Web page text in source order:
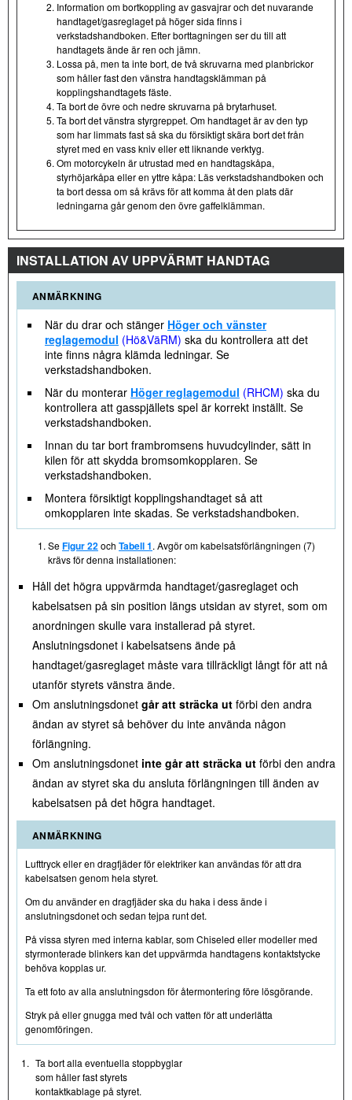
Information om bortkoppling av gasvajrar och det nuvarande
handtaget/gasreglaget på höger sida finns i
verkstadshandboken. Efter borttagningen ser du till att
handtagets ände är ren och jämn.
Lossa på, men ta inte bort, de två skruvarna med planbrickor
som håller fast den vänstra handtagsklämman på
kopplingshandtagets fäste.
Ta bort de övre och nedre skruvarna på brytarhuset.
Ta bort det vänstra styrgreppet. Om handtaget är av den typ
som har limmats fast så ska du försiktigt skära bort det från
styret med en vass kniv eller ett liknande verktyg.
Om motorcykeln är utrustad med en handtagskåpa,
styrhöjarkåpa eller en yttre kåpa: Läs verkstadshandboken och
ta bort dessa om så krävs för att komma åt den plats där
ledningarna går genom den övre gaffelklämman.
INSTALLATION AV UPPVÄRMT HANDTAG
ANMÄRKNING
När du drar och stänger Höger och vänster
reglagemodul (Hö&VäRM) ska du kontrollera att det
inte finns några klämda ledningar. Se
verkstadshandboken.
När du monterar Höger reglagemodul (RHCM) ska du
kontrollera att gasspjällets spel är korrekt inställt. Se
verkstadshandboken.
Innan du tar bort frambromsens huvudcylinder, sätt in
kilen för att skydda bromsomkopplaren. Se
verkstadshandboken.
Montera försiktigt kopplingshandtaget så att
omkopplaren inte skadas. Se verkstadshandboken.
SeFigur 22och Tabell 1. Avgör om kabelsatsförlängningen (7)
krävs för denna installationen:
Håll det högra uppvärmda handtaget/gasreglaget och
kabelsatsen på sin position längs utsidan av styret, som om
anordningen skulle vara installerad på styret.
Anslutningsdonet i kabelsatsens ände på
handtaget/gasreglaget måste vara tillräckligt långt för att nå
utanför styrets vänstra ände.
Om anslutningsdonet går att sträcka ut förbi den andra
ändan av styret så behöver du inte använda någon
förlängning.
Om anslutningsdonet inte går att sträcka ut förbi den andra
ändan av styret ska du ansluta förlängningen till änden av
kabelsatsen på det högra handtaget.
ANMÄRKNING
Lufttryck eller en dragfjäder för elektriker kan användas för att dra
kabelsatsen genom hela styret.
Om du använder en dragfjäder ska du haka i dess ände i
anslutningsdonet och sedan tejpa runt det.
På vissa styren med interna kablar, som Chiseled eller modeller med
styrmonterade blinkers kan det uppvärmda handtagens kontaktstycke
behöva kopplas ur.
Ta ett foto av alla anslutningsdon för återmontering före lösgörande.
Stryk på eller gnugga med tvål och vatten för att underlätta
genomföringen.
1. Ta bort alla eventuella stoppbyglar
som håller fast styrets
kontaktkablage på styret.